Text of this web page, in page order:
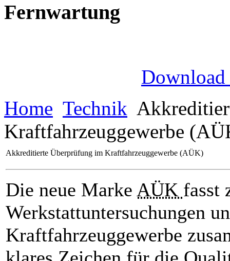
Fernwartung
Download
Home Technik
Kraftfahrzeuggewerbe
Akkreditierte Überprüfung im Kraftfahrzeuggewerbe (AÜK)
Die neue Marke AÜK fasst
Werkstattuntersuchungen
Kraftfahrzeuggewerbe